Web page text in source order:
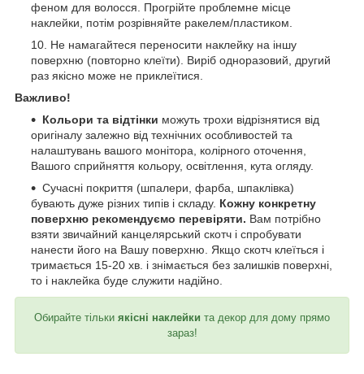
феном для волосся. Прогрійте проблемне місце
наклейки, потім розрівняйте ракелем/пластиком.
Не намагайтеся переносити наклейку на іншу
поверхню (повторно клеїти). Виріб одноразовий, другий
раз якісно може не приклеїтися.
Важливо!
Кольори та відтінки можуть трохи відрізнятися від
оригіналу залежно від технічних особливостей та
налаштувань вашого монітора, колірного оточення,
Вашого сприйняття кольору, освітлення, кута огляду.
Сучасні покриття (шпалери, фарба, шпаклівка)
бувають дуже різних типів і складу. Кожну конкретну
поверхню рекомендуємо перевіряти. Вам потрібно
взяти звичайний канцелярський скотч і спробувати
нанести його на Вашу поверхню. Якщо скотч клеїться і
тримається 15-20 хв. і знімається без залишків поверхні,
то і наклейка буде служити надійно.
Обирайте тільки якісні наклейки та декор для дому прямо
зараз!